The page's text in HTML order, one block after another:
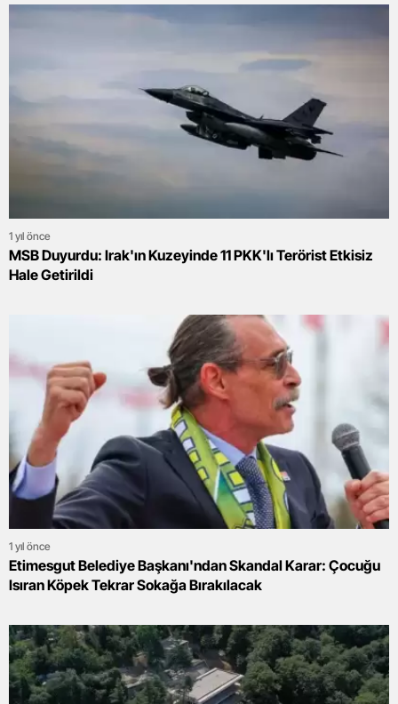
1 yıl önce
MSB Duyurdu: Irak'ın Kuzeyinde 11 PKK'lı Terörist Etkisiz
Hale Getirildi
1 yıl önce
Etimesgut Belediye Başkanı'ndan Skandal Karar: Çocuğu
Isıran Köpek Tekrar Sokağa Bırakılacak